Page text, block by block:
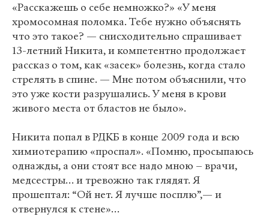
«Расскажешь о себе немножко?» «У меня
хромосомная поломка. Тебе нужно объяснять
что это такое? — снисходительно спрашивает
13-летний Никита, и компетентно продолжает
рассказ о том, как «засек» болезнь, когда стало
стрелять в спине. — Мне потом объяснили, что
это уже кости разрушались. У меня в крови
живого места от бластов не было».
Никита попал в РДКБ в конце 2009 года и всю
химиотерапию «проспал». «Помню, просыпаюсь
однажды, а они стоят все надо мною – врачи,
медсестры… и тревожно так глядят. Я
прошептал: “Ой нет. Я лучше посплю”,— и
отвернулся к стене»…